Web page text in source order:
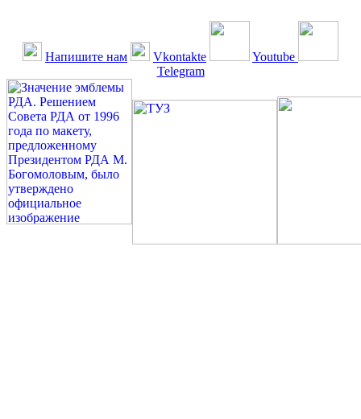
Напишите нам Vkontakte
Youtube
Telegram